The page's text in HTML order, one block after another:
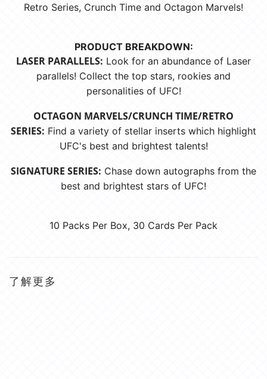
Retro Series, Crunch Time and Octagon Marvels!
PRODUCT BREAKDOWN:
LASER PARALLELS: Look for an abundance of Laser
parallels! Collect the top stars, rookies and
personalities of UFC!
OCTAGON MARVELS/CRUNCH TIME/RETRO
SERIES: Find a variety of stellar inserts which highlight
UFC's best and brightest talents!
SIGNATURE SERIES: Chase down autographs from the
best and brightest stars of UFC!
10 Packs Per Box, 30 Cards Per Pack
了解更多